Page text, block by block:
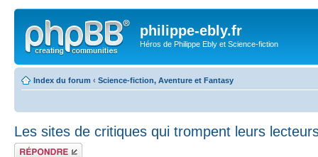
philippe-ebly.fr
Héros de Philippe Ebly et Science-fiction
Index du forum ‹ Science-fiction, Aventure et Fantasy
Les sites de critiques qui trompent leurs
Répondre